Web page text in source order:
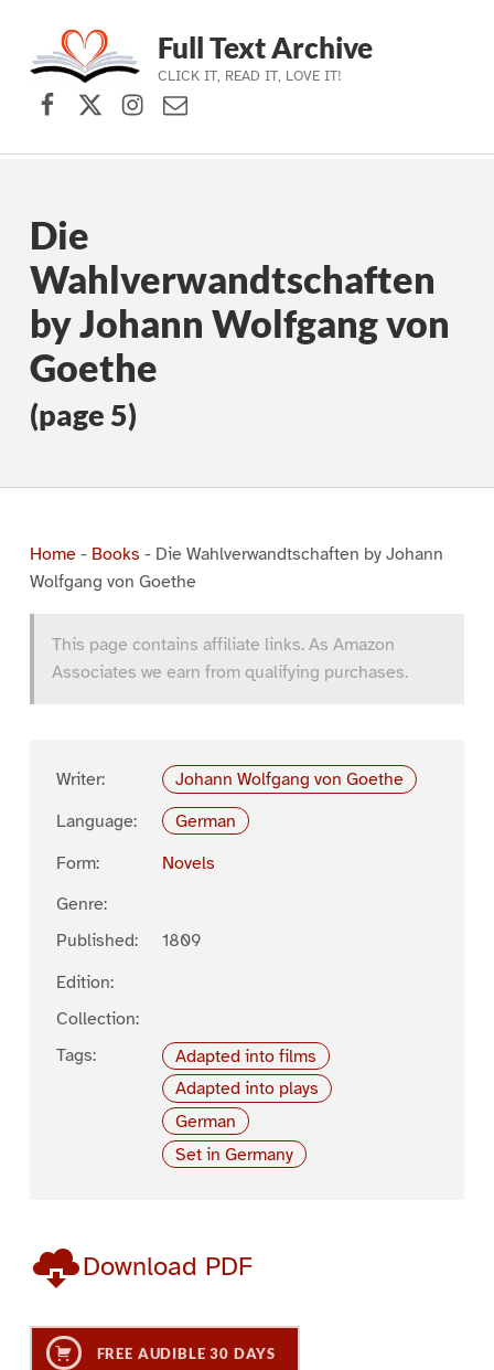
Skip to main navigation
Skip to main content
Skip to footer
Full Text Archive
CLICK IT, READ IT, LOVE IT!
Facebook
X (formerly Twitter)
Instagram
Contact Us
Die
Wahlverwandtschaften
by Johann Wolfgang von
Goethe
(page 5)
Home- Books - Die Wahlverwandtschaften by Johann
Wolfgang von Goethe
This page contains affiliate links. As Amazon
Associates we earn from qualifying purchases.
Writer:
Johann Wolfgang von Goethe
Language:
German
Form:
Novels
Genre:
Published:
1809
Edition:
Collection:
Tags:
Adapted into films
Adapted into plays
German
Set in Germany
Download PDF
FREE AUDIBLE 30 DAYS